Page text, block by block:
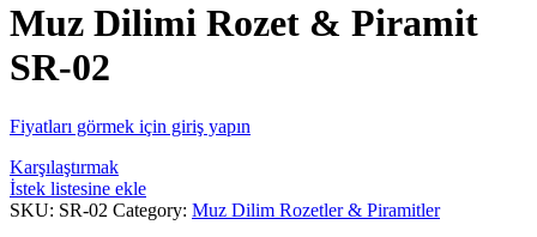
Muz Dilimi Rozet & Piramit
SR-02
Fiyatları görmek için giriş yapın
Karşılaştırmak
İstek listesine ekle
SKU: SR-02 Category: Muz Dilim Rozetler & Piramitler